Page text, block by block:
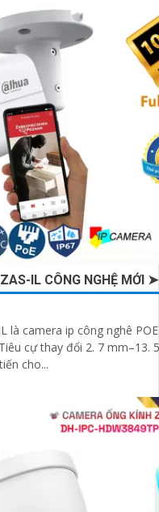
IL CÔNG NGHỆ MỚI ➤
là camera ip công nghê
cự thay đổi 2. 7 mm–13.
cho...